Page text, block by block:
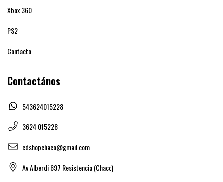
Xbox 360
PS2
Contacto
Contactános
543624015228
3624 015228
cdshopchaco@gmail.com
Av Alberdi 697 Resistencia (Chaco)